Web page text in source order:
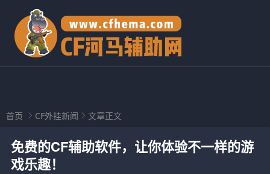
首页 CF外挂新闻 文章正文
免费的CF辅助软件，让你体验不一样的游
戏乐趣！